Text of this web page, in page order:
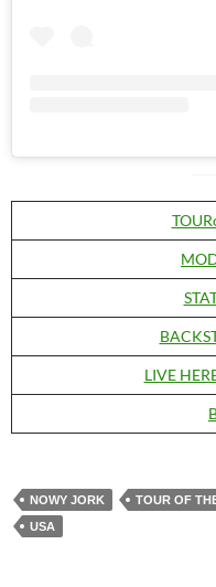
LIVE
NOWY JORK TOUR OF
USA